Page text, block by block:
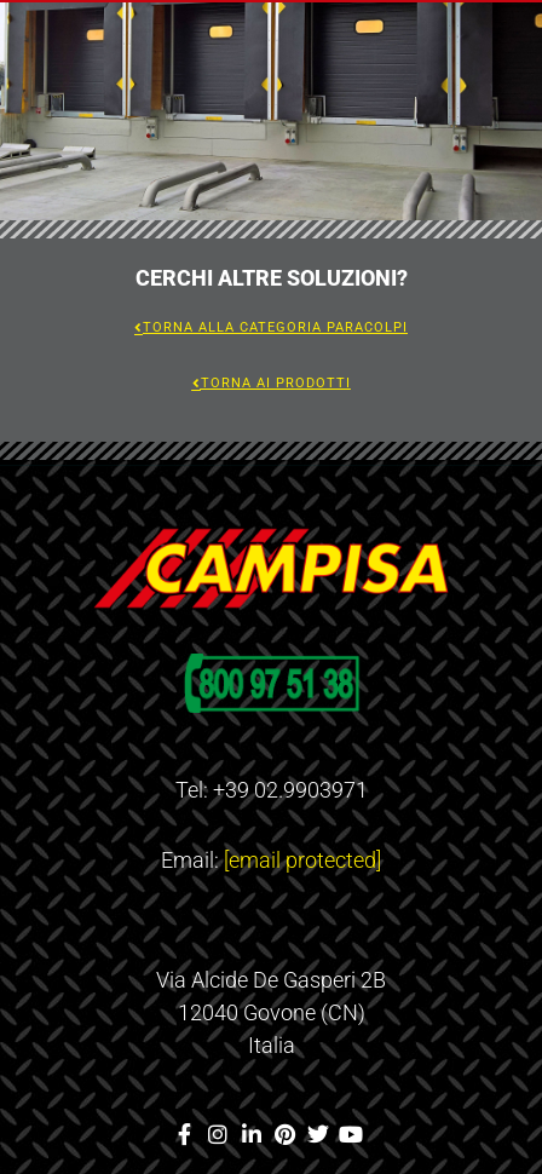
CERCHI ALTRE SOLUZIONI?
TORNA ALLA CATEGORIA PARACOLPI
TORNA AI PRODOTTI
Tel: +39 02.9903971
Email:[email protected]
Via Alcide De Gasperi 2B
12040 Govone (CN)
Italia